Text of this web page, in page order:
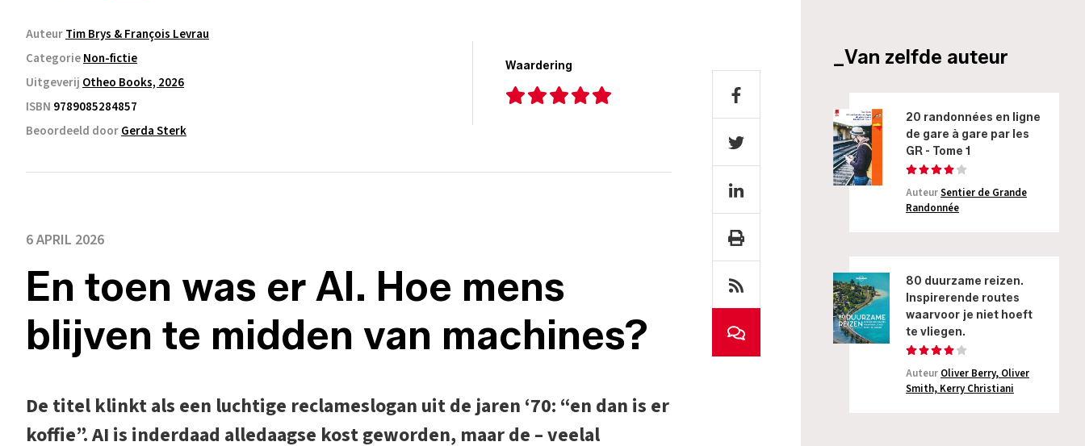
AuteurTim Brys & François Levrau
CategorieNon-fictie
Uitgeverij Otheo Books, 2026
ISBN 9789085284857
Beoordeeld doorGerda Sterk
Waardering
6 APRIL 2026
En toen was er AI. Hoe mens
blijven te midden van machines?
De titel klinkt als een luchtige reclameslogan uit de jaren ‘70: “en dan is er
koffie”. AI is inderdaad alledaagse kost geworden, maar de – veelal
_Van zelfde auteur
20 randonnées en ligne
de gare à gare par les
GR - Tome 1
AuteurSentier de Grande
Randonnée
80 duurzame reizen.
Inspirerende routes
waarvoor je niet hoeft
te vliegen.
Auteur Oliver Berry, Oliver
Smith, Kerry Christiani